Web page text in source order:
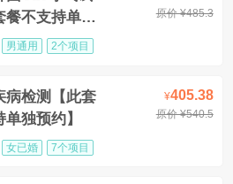
餐不支持单独
原价 ¥485.3
男通用 2个项目
病检测【此套
独预约】
¥405.38
原价 ¥540.5
女已婚 7个项目